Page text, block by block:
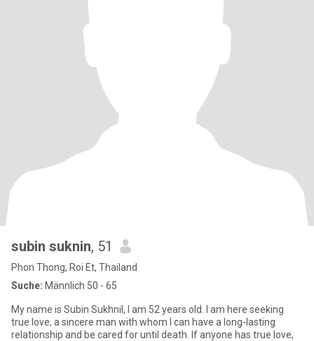
subin suknin, 51
Phon Thong, Roi Et, Thailand
Suche: Männlich 50 - 65
My name is Subin Sukhnil, I am 52 years old. I am here seeking
true love, a sincere man with whom I can have a long-lasting
relationship and be cared for until death. If anyone has true love,